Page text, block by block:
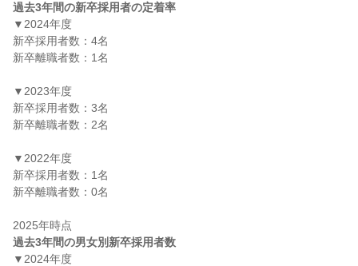
過去3年間の新卒採用者の定着率
▼2024年度
新卒採用者数：4名
新卒離職者数：1名
▼2023年度
新卒採用者数：3名
新卒離職者数：2名
▼2022年度
新卒採用者数：1名
新卒離職者数：0名
過去3年間の男女別新卒採用者数
▼2024年度